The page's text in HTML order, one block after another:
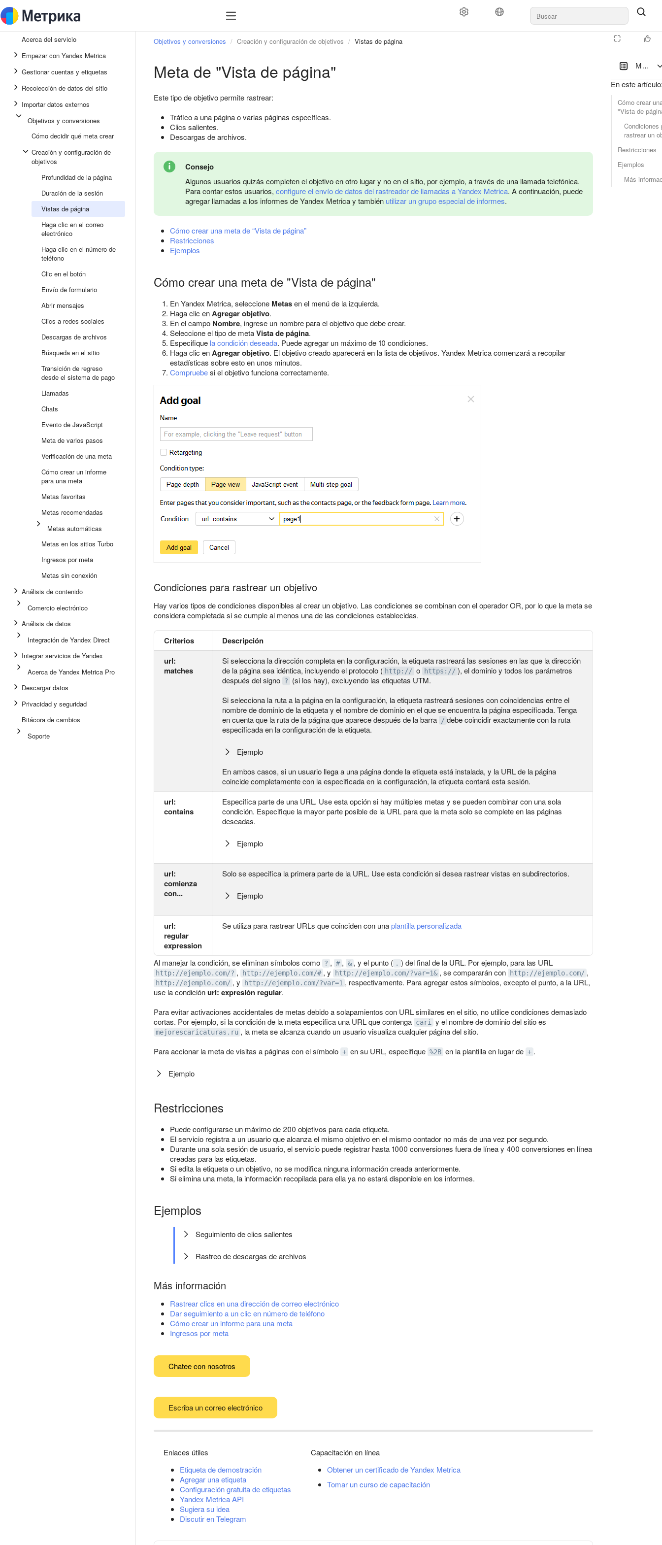
Acerca del servicio
Empezar con Yandex Metrica
Gestionar cuentas y etiquetas
Recolección de datos del sitio
Importar datos externos
Objetivos y conversiones
Cómo decidir qué meta crear
Creación y configuración de
objetivos
Profundidad de la página
Duración de la sesión
Vistas de página
Haga clic en el correo
electrónico
Haga clic en el número de
teléfono
Clic en el botón
Envío de formulario
Abrir mensajes
Clics a redes sociales
Descargas de archivos
Búsqueda en el sitio
Transición de regreso
desde el sistema de pago
Llamadas
Chats
Evento de JavaScript
Meta de varios pasos
Verificación de una meta
Cómo crear un informe
para una meta
Metas favoritas
Metas recomendadas
Metas automáticas
Metas en los sitios Turbo
Ingresos por meta
Metas sin conexión
Análisis de contenido
Comercio electrónico
Análisis de datos
Integración de Yandex Direct
Integrar servicios de Yandex
Acerca de Yandex Metrica Pro
Descargar datos
Privacidad y seguridad
Bitácora de cambios
Soporte
Meta
En este artículo
Cómo crear
"Vista de
Condiciones
rastrear un
Restricciones
Ejemplos
Más
Objetivos y conversiones Creación y configuración de objetivos Vistas de página
Meta de "Vista de página"
Este tipo de objetivo permite rastrear:
Tráfico a una página o varias páginas específicas.
Clics salientes.
Descargas de archivos.
Consejo
Algunos usuarios quizás completen el objetivo en otro lugar y no en el sitio, por ejemplo, a través de una llamada telefónica.
Para contar estos usuarios, configure el envío de datos del rastreador de llamadas a Yandex Metrica. A continuación, puede
agregar llamadas a los informes de Yandex Metrica y también utilizar un grupo especial de informes.
Cómo crear una meta de “Vista de página”
Restricciones
Ejemplos
Cómo crear una meta de "Vista de página"
En Yandex Metrica, seleccione Metasen el menú de la izquierda.
Haga clic enAgregar objetivo.
En el campo Nombre, ingrese un nombre para el objetivo que debe crear.
Seleccione el tipo de metaVista de página.
Especifique la condición deseada. Puede agregar un máximo de 10 condiciones.
Haga clic enAgregar objetivo. El objetivo creado aparecerá en la lista de objetivos. Yandex Metrica comenzará a recopilar
estadísticas sobre esto en unos minutos.
Compruebesi el objetivo funciona correctamente.
Condiciones para rastrear un objetivo
Hay varios tipos de condiciones disponibles al crear un objetivo. Las condiciones se combinan con el operador OR, por lo que la meta se
considera completada si se cumple al menos una de las condiciones establecidas.
Criterios
Descripción
url:
matches
Si selecciona la dirección completa en la configuración, la etiqueta rastreará las sesiones en las que la dirección
de la página sea idéntica, incluyendo el protocolo ( http:// o https:// ), el dominio y todos los parámetros
después del signo ?
(si los hay), excluyendo las etiquetas UTM.
Si selecciona la ruta a la página en la configuración, la etiqueta rastreará sesiones con coincidencias entre el
nombre de dominio de la etiqueta y el nombre de dominio en el que se encuentra la página especificada. Tenga
en cuenta que la ruta de la página que aparece después de la barra
/ debe coincidir exactamente con la ruta
especificada en la configuración de la etiqueta.
Ejemplo
En ambos casos, si un usuario llega a una página donde la etiqueta está instalada, y la URL de la página
coincide completamente con la especificada en la configuración, la etiqueta contará esta sesión.
url:
contains
Especifica parte de una URL. Use esta opción si hay múltiples metas y se pueden combinar con una sola
condición. Especifique la mayor parte posible de la URL para que la meta solo se complete en las páginas
deseadas.
Ejemplo
url:
comienza
con...
Solo se especifica la primera parte de la URL. Use esta condición si desea rastrear vistas en subdirectorios.
Ejemplo
url:
regular
expression
Se utiliza para rastrear URLs que coinciden con unaplantilla personalizada
Al manejar la condición, se eliminan símbolos como ? , # , & , y el punto ( . ) del final de la URL. Por ejemplo, para las URL
http://ejemplo.com/? , http://ejemplo.com/# , y http://ejemplo.com/?var=1& , se compararán con http://ejemplo.com/ ,
http://ejemplo.com/ , y http://ejemplo.com/?var=1 , respectivamente. Para agregar estos símbolos, excepto el punto, a la URL,
use la condiciónurl: expresión regular.
Para evitar activaciones accidentales de metas debido a solapamientos con URL similares en el sitio, no utilice condiciones demasiado
cortas. Por ejemplo, si la condición de la meta especifica una URL que contenga cari y el nombre de dominio del sitio es
mejorescaricaturas.ru , la meta se alcanza cuando un usuario visualiza cualquier página del sitio.
Para accionar la meta de visitas a páginas con el símbolo + en su URL, especifique %2B en la plantilla en lugar de + .
Ejemplo
Restricciones
Puede configurarse un máximo de 200 objetivos para cada etiqueta.
El servicio registra a un usuario que alcanza el mismo objetivo en el mismo contador no más de una vez por segundo.
Durante una sola sesión de usuario, el servicio puede registrar hasta 1000 conversiones fuera de línea y 400 conversiones en línea
creadas para las etiquetas.
Si edita la etiqueta o un objetivo, no se modifica ninguna información creada anteriormente.
Si elimina una meta, la información recopilada para ella ya no estará disponible en los informes.
Ejemplos
Seguimiento de clics salientes
Rastreo de descargas de archivos
Más información
Rastrear clics en una dirección de correo electrónico
Dar seguimiento a un clic en número de teléfono
Cómo crear un informe para una meta
Ingresos por meta
Chatee con nosotros
Escriba un correo electrónico
Enlaces útiles
Etiqueta de demostración
Agregar una etiqueta
Configuración gratuita de etiquetas
Yandex Metrica API
Sugiera su idea
Discutir en Telegram
Capacitación en línea
Obtener un certificado de Yandex Metrica
Tomar un curso de capacitación